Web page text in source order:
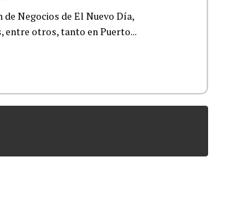
Negocios de El Nuevo Día,
entre otros, tanto en Puerto...